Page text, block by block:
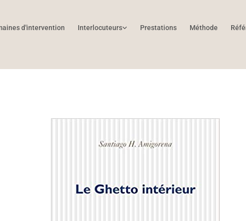
d'intervention Interlocuteurs Prestations Méthode